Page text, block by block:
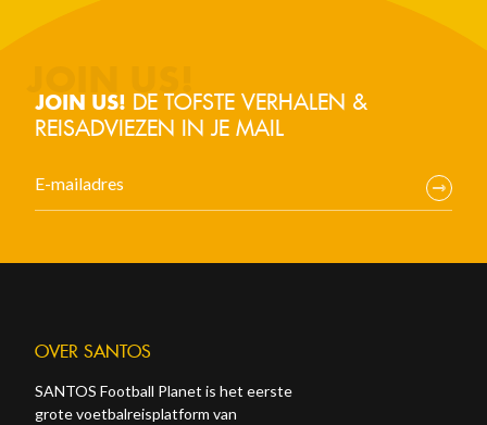
JOIN US! DE TOFSTE VERHALEN &
REISADVIEZEN IN JE MAIL
OVER SANTOS
SANTOS Football Planet is het eerste
grote voetbalreisplatform van